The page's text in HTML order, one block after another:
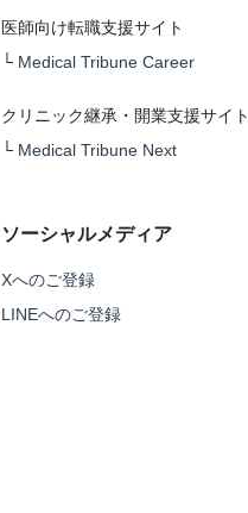
医師向け転職支援サイト
└ Medical Tribune Career
クリニック継承・開業支援サイト
└ Medical Tribune Next
ソーシャルメディア
Xへのご登録
LINEへのご登録